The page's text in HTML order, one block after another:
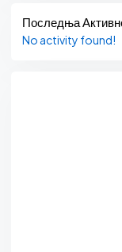
Последња
No activity found!